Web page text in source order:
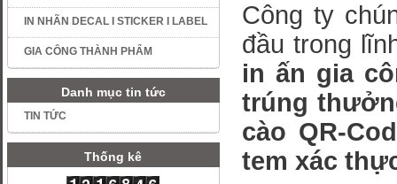
IN NHÃN DECAL I STICKER I LABEL
GIA CÔNG THÀNH PHẨM
Danh mục tin tức
TIN TỨC
Thống kê
Công ty
đầu trong
in ấn gia
trúng
cào QR-
tem xác